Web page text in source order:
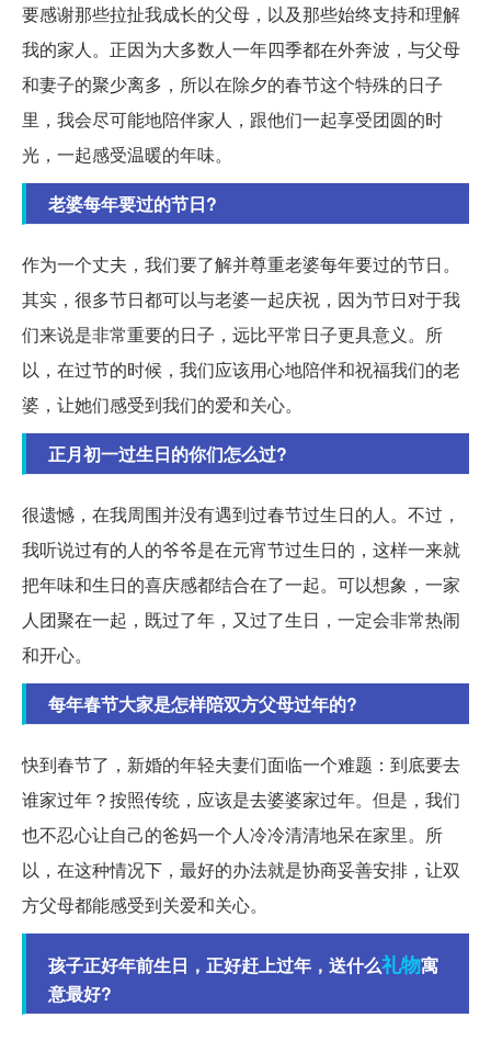
要感谢那些拉扯我成长的父母，以及那些始终支持和理解
我的家人。正因为大多数人一年四季都在外奔波，与父母
和妻子的聚少离多，所以在除夕的春节这个特殊的日子
里，我会尽可能地陪伴家人，跟他们一起享受团圆的时
光，一起感受温暖的年味。
老婆每年要过的节日?
作为一个丈夫，我们要了解并尊重老婆每年要过的节日。
其实，很多节日都可以与老婆一起庆祝，因为节日对于我
们来说是非常重要的日子，远比平常日子更具意义。所
以，在过节的时候，我们应该用心地陪伴和祝福我们的老
婆，让她们感受到我们的爱和关心。
正月初一过生日的你们怎么过?
很遗憾，在我周围并没有遇到过春节过生日的人。不过，
我听说过有的人的爷爷是在元宵节过生日的，这样一来就
把年味和生日的喜庆感都结合在了一起。可以想象，一家
人团聚在一起，既过了年，又过了生日，一定会非常热闹
和开心。
每年春节大家是怎样陪双方父母过年的?
快到春节了，新婚的年轻夫妻们面临一个难题：到底要去
谁家过年？按照传统，应该是去婆婆家过年。但是，我们
也不忍心让自己的爸妈一个人冷冷清清地呆在家里。所
以，在这种情况下，最好的办法就是协商妥善安排，让双
方父母都能感受到关爱和关心。
孩子正好年前生日，正好赶上过年，送什么礼物寓
意最好?